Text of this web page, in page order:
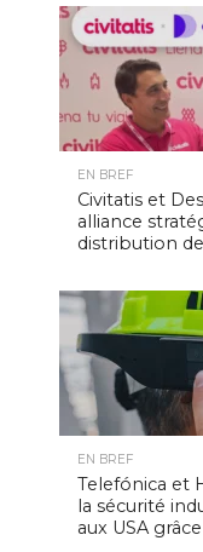
EN BREF
Civitatis et
alliance
distribution
EN BREF
Telefónica et
la sécurité
aux USA